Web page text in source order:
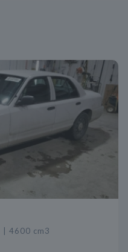
| 4600 cm3